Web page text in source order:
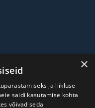
×
ja liikluse
saidi kasutamise kohta
võivad seda